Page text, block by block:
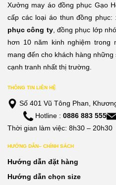
Xưởng may áo đồng phục Gạo
cấp các loại áo thun đồng phục:
phục công ty, đồng phục lớp
hơn 10 năm kinh nghiệm trong
mang đến cho khách hàng
cạnh tranh nhất thị trường.
THÔNG TIN LIÊN HỆ
Số 401 Vũ Tông Phan,
Hotline : 0886 883 555
Thời gian làm việc: 8h30 – 20h30
HƯỚNG DẪN– CHÍNH SÁCH
Hướng dẫn đặt hàng
Hướng dẫn chọn size